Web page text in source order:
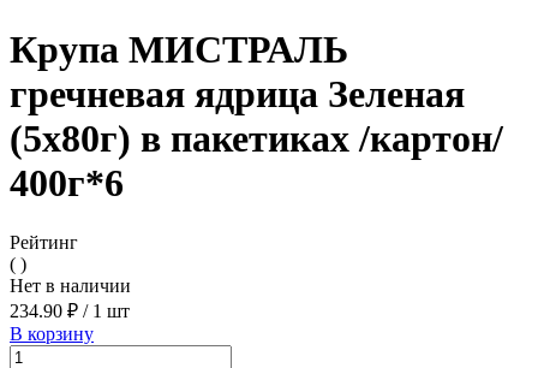
Крупа МИСТРАЛЬ
гречневая ядрица Зеленая
(5х80г) в пакетиках /картон/
400г*6
Рейтинг
( )
Нет в наличии
234.90 ₽ /1 шт
В корзину